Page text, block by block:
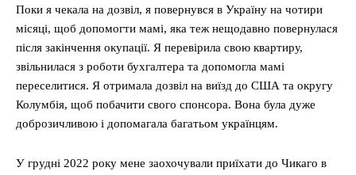
Поки я чекала на дозвіл, я повернувся в Україну на чотири
місяці, щоб допомогти мамі, яка теж нещодавно повернулася
після закінчення окупації. Я перевірила свою квартиру,
звільнилася з роботи бухгалтера та допомогла мамі
переселитися. Я отримала дозвіл на виїзд до США та округу
Колумбія, щоб побачити свого спонсора. Вона була дуже
доброзичливою і допомагала багатьом українцям.
У грудні 2022 року мене заохочували приїхати до Чикаго в